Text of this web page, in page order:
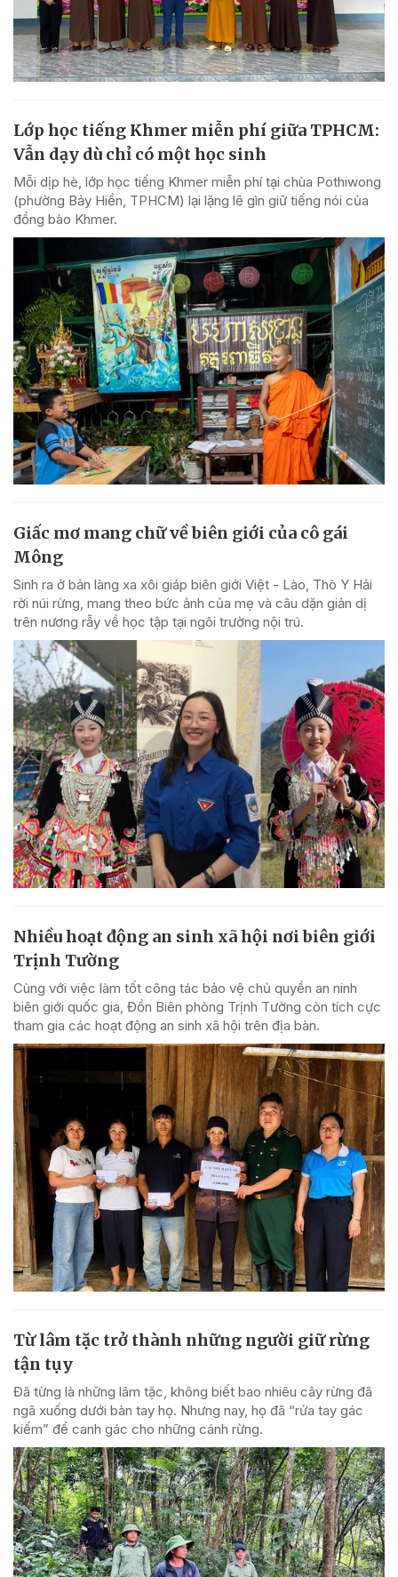
Lớp học tiếng Khmer miễn phí giữa TPHCM:
Vẫn dạy dù chỉ có một học sinh
Mỗi dịp hè, lớp học tiếng Khmer miễn phí tại chùa Pothiwong
(phường Bảy Hiền, TPHCM) lại lặng lẽ gìn giữ tiếng nói của
đồng bào Khmer.
Giấc mơ mang chữ về biên giới của cô gái
Mông
Sinh ra ở bản làng xa xôi giáp biên giới Việt - Lào, Thò Y Hải
rời núi rừng, mang theo bức ảnh của mẹ và câu dặn giản dị
trên nương rẫy về học tập tại ngôi trường nội trú.
Nhiều hoạt động an sinh xã hội nơi biên giới
Trịnh Tường
Cùng với việc làm tốt công tác bảo vệ chủ quyền an ninh
biên giới quốc gia, Đồn Biên phòng Trịnh Tường còn tích cực
tham gia các hoạt động an sinh xã hội trên địa bàn.
Từ lâm tặc trở thành những người giữ rừng
tận tụy
Đã từng là những lâm tặc, không biết bao nhiêu cây rừng đã
ngã xuống dưới bàn tay họ. Nhưng nay, họ đã “rửa tay gác
kiếm” để canh gác cho những cánh rừng.